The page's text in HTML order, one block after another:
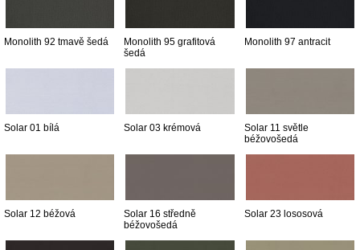
Monolith 92 tmavě šedá
Monolith 95 grafitová
šedá
Monolith 97 antracit
Solar 01 bílá Solar 03 krémová
Solar 11 světle
béžovošedá
Solar 12 béžová
Solar 16 středně
béžovošedá
Solar 23 lososová